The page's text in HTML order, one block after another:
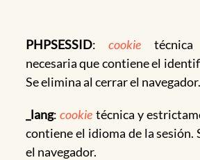
PHPSESSID:cookie
necesaria que contiene el
Se elimina al cerrar el navegador.
_lang:cookie técnica y
contiene el idioma de la sesión.
el navegador.